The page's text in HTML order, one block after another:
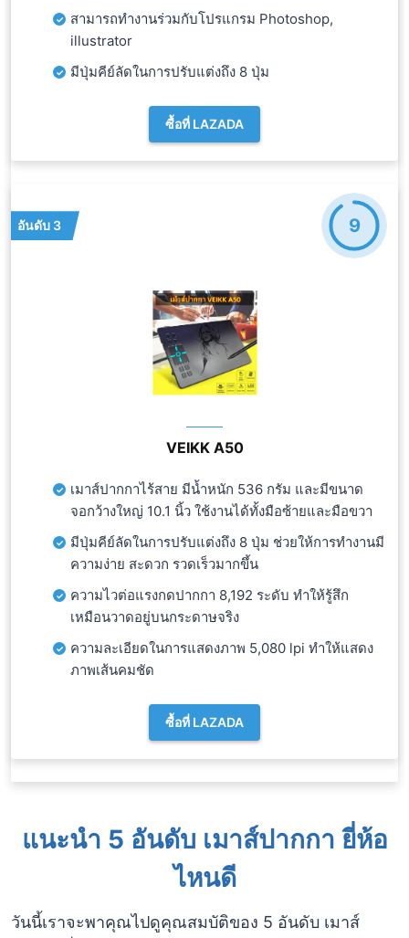
สามารถทำงานร่วมกับโปรแกรม Photoshop,
illustrator
มีปุ่มคีย์ลัดในการปรับแต่งถึง 8 ปุ่ม
ซื้อที่ LAZADA
อันดับ 3 9
VEIKK A50
เมาส์ปากกาไร้สาย มีน้ำหนัก 536 กรัม และมีขนาด
จอกว้างใหญ่ 10.1 นิ้ว ใช้งานได้ทั้งมือซ้ายและมือขวา
มีปุ่มคีย์ลัดในการปรับแต่งถึง 8 ปุ่ม ช่วยให้การทำงานมี
ความง่าย สะดวก รวดเร็วมากขึ้น
ความไวต่อแรงกดปากกา 8,192 ระดับ ทำให้รู้สึก
เหมือนวาดอยู่บนกระดาษจริง
ความละเอียดในการแสดงภาพ 5,080 lpi ทำให้แสดง
ภาพเส้นคมชัด
ซื้อที่ LAZADA
แนะนำ 5 อันดับ เมาส์ปากกา ยี่ห้อ
ไหนดี
วันนี้เราจะพาคุณไปดูคุณสมบัติของ 5 อันดับ เมาส์